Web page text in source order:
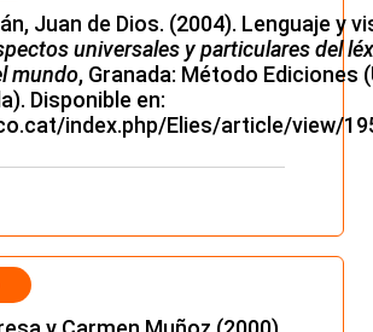
Juan de Dios. (2004). Lenguaje y
universales y particulares del
mundo, Granada: Método Ediciones
Disponible en:
index.php/Elies/article/view/